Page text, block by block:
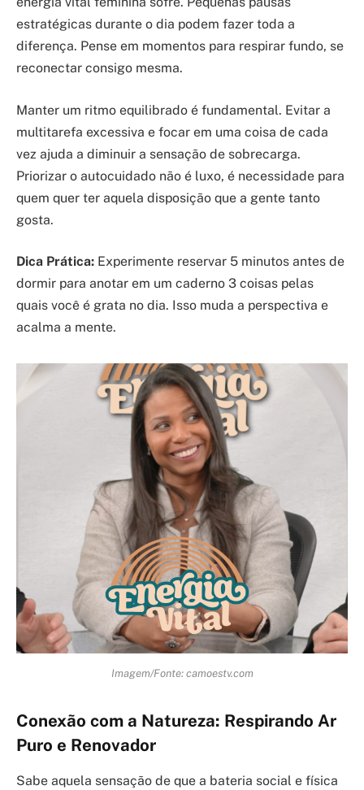
estratégicas durante o dia podem fazer toda a
diferença. Pense em momentos para respirar fundo, se
reconectar consigo mesma.
Manter um ritmo equilibrado é fundamental. Evitar a
multitarefa excessiva e focar em uma coisa de cada
vez ajuda a diminuir a sensação de sobrecarga.
Priorizar o autocuidado não é luxo, é necessidade para
quem quer ter aquela disposição que a gente tanto
gosta.
Dica Prática: Experimente reservar 5 minutos antes de
dormir para anotar em um caderno 3 coisas pelas
quais você é grata no dia. Isso muda a perspectiva e
acalma a mente.
Imagem/Fonte: camoestv.com
Conexão com a Natureza: Respirando Ar
Puro e Renovador
Sabe aquela sensação de que a bateria social e física